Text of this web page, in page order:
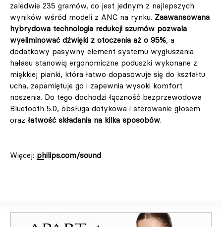
zaledwie 235 gramów, co jest jednym z najlepszych
wyników wśród modeli z ANC na rynku. Zaawansowana
hybrydowa technologia redukcji szumów pozwala
wyeliminować dźwięki z otoczenia aż o 95%, a
dodatkowy pasywny element systemu wygłuszania
hałasu stanowią ergonomiczne poduszki wykonane z
miękkiej pianki, która łatwo dopasowuje się do kształtu
ucha, zapamiętuje go i zapewnia wysoki komfort
noszenia. Do tego dochodzi łączność bezprzewodowa
Bluetooth 5.0, obsługa dotykowa i sterowanie głosem
oraz łatwość składania na kilka sposobów.
Więcej: philips.com/sound